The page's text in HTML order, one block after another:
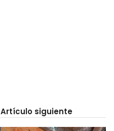
Artículo siguiente